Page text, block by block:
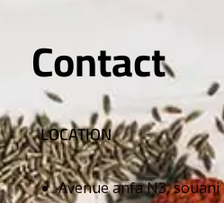
Contact
LOCATION
Avenue anfa N3,